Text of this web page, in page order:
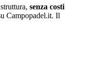
senza costi
Campopadel.it. Il